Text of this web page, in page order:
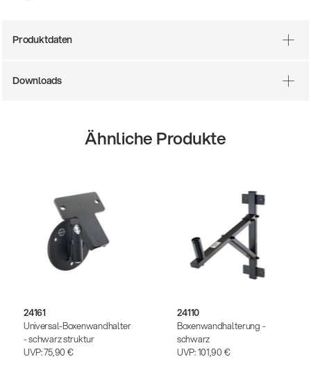
Gitarrenstuhl
Produkte
Produktdaten
Downloads
Ähnliche Produkte
24161
Universal-Boxenwandhalter
- schwarz struktur
UVP:75,90 €
24110
Boxenwandhalterung -
schwarz
UVP:101,90 €